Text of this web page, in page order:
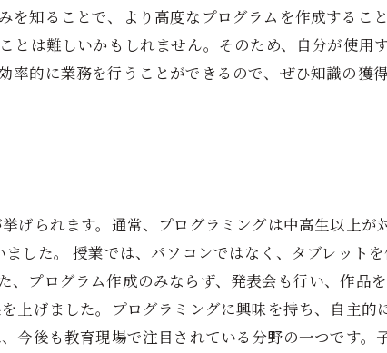
知ることで、より高度なプログラムを作成するこ
は難しいかもしれません。そのため、自分が使用
的に業務を行うことができるので、ぜひ知識の獲
げられます。通常、プログラミングは中高生以上が
した。 授業では、パソコンではなく、タブレット
プログラム作成のみならず、発表会も行い、作品
上げました。プログラミングに興味を持ち、自主的
今後も教育現場で注目されている分野の一つです。